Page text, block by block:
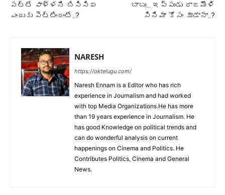
పట్టే వాళ్ళని బిసిసిఐ
ఎందుకు పెట్టిందంటే..?
బాబు… ఇప్పుడు రాజమౌళి
సినిమా కోసం కూడానా..?
NARESH
https://oktelugu.com/
Naresh Ennam is a Editor who has rich
experience in Journalism and had worked
with top Media Organizations.He has more
than 19 years experience in Journalism. He
has good Knowledge on political trends and
can do wonderful analysis on current
happenings on Cinema and Politics. He
Contributes Politics, Cinema and General
News.